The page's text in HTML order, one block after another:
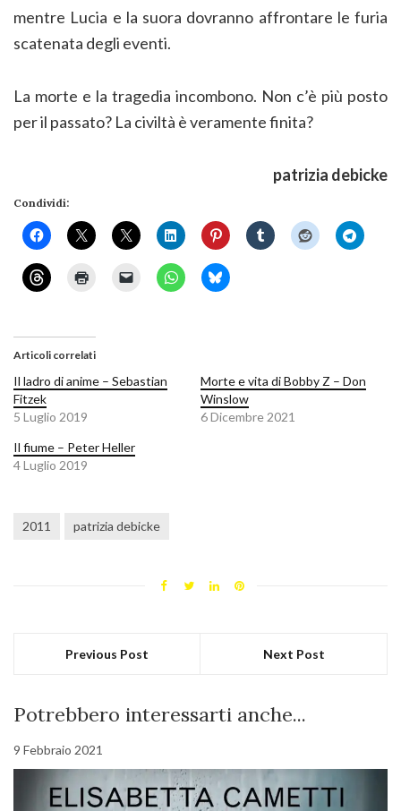
mentre Lucia e la suora dovranno affrontare le furia
scatenata degli eventi.
La morte e la tragedia incombono. Non c’è più posto
per il passato? La civiltà è veramente finita?
patrizia debicke
Condividi:
Articoli correlati
Il ladro di anime – Sebastian
Fitzek
5 Luglio 2019
Morte e vita di Bobby Z – Don
Winslow
6 Dicembre 2021
Il fiume – Peter Heller
4 Luglio 2019
2011 patrizia debicke
Previous Post Next Post
Potrebbero interessarti anche...
9 Febbraio 2021